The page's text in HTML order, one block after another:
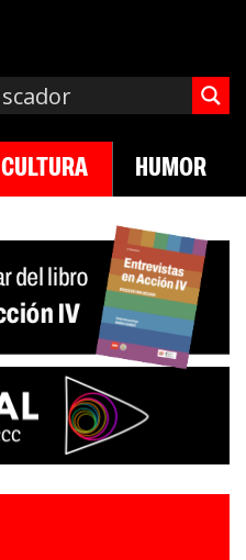
CULTURA HUMOR
| Cae la actividad en